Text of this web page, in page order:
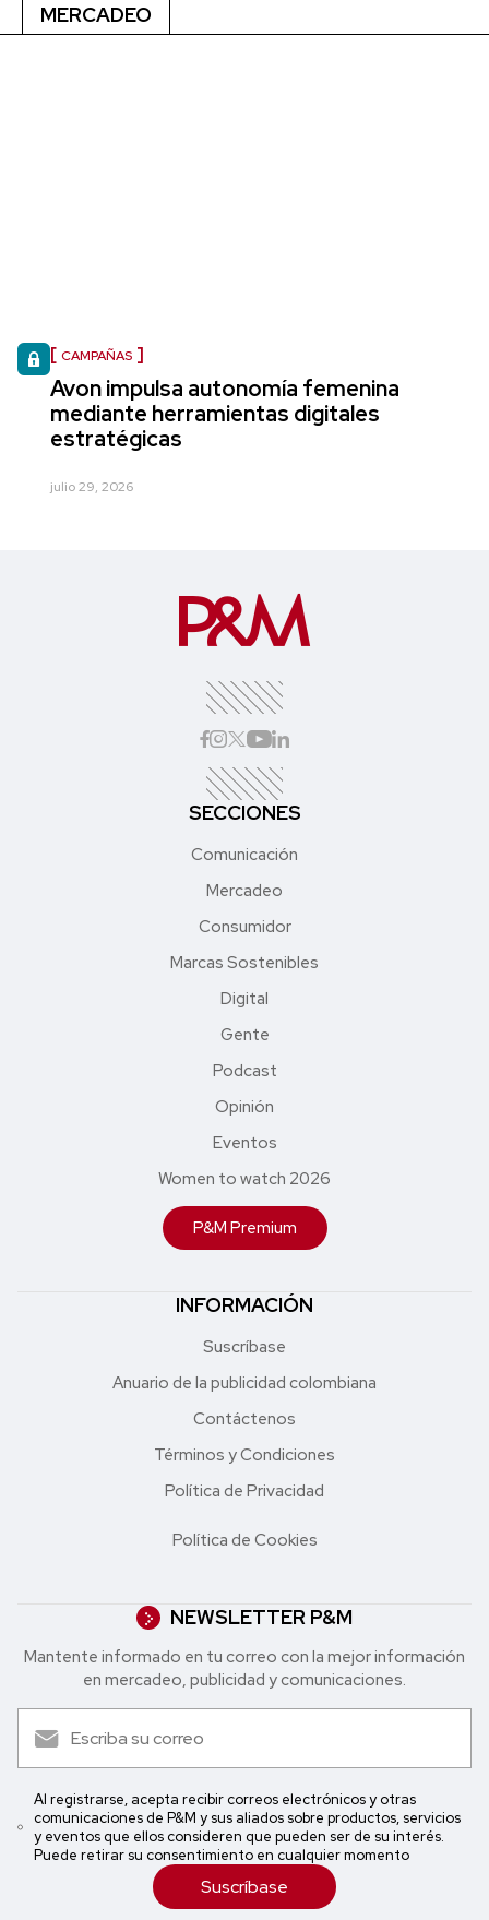
MERCADEO
CAMPAÑAS
Avon impulsa autonomía femenina
mediante herramientas digitales
estratégicas
julio 29, 2026
SECCIONES
Comunicación
Mercadeo
Consumidor
Marcas Sostenibles
Digital
Gente
Podcast
Opinión
Eventos
Women to watch 2026
P&M Premium
INFORMACIÓN
Suscríbase
Anuario de la publicidad colombiana
Contáctenos
Términos y Condiciones
Política de Privacidad
Política de Cookies
NEWSLETTER P&M
Mantente informado en tu correo con la mejor in formación
en mercadeo, publicidad y comunicaciones.
Al registrarse, acepta recibir correos electrónicos y otras
comunicaciones de P&M y sus aliados sobre productos, servicios
y eventos que ellos consideren que pueden ser de su interés.
Puede retirar su consentimiento en cualquier momento
Suscríbase